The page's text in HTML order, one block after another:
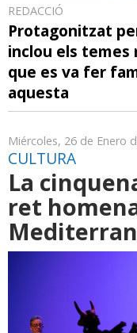
REDACCIÓ
Protagonitzat
inclou els temes
que es va fer
aquesta
Miércoles, 26 de Enero
CULTURA
La
ret